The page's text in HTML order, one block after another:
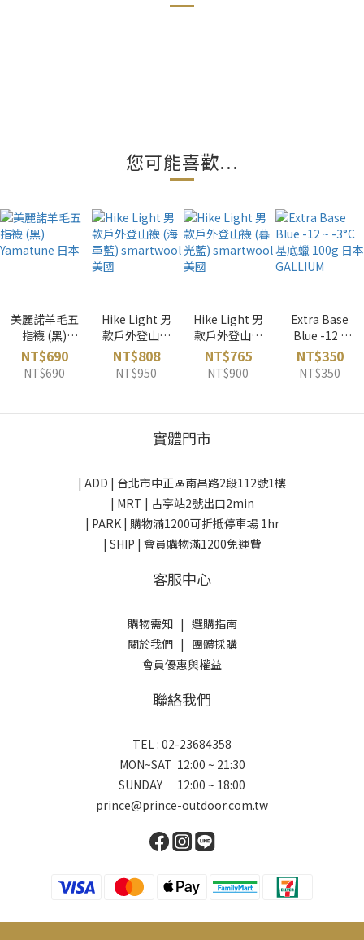
您可能喜歡...
美麗諾羊毛五
指襪 (黑)
Yamatune 日
本
NT$690
NT$690
Hike Light 男
款戶外登山襪
(海軍藍)
smartwool
美國
NT$808
NT$950
Hike Light 男
款戶外登山襪
(暮光藍)
smartwool
美國
NT$765
NT$900
Extra Base
Blue -12 ~
-3°C 基底蠟
100g 日本
GALLIUM
NT$350
NT$350
實體門市
| ADD | 台北市中正區南昌路2段112號1樓
| MRT | 古亭站2號出口2min
| PARK | 購物滿1200可折抵停車場 1hr
| SHIP | 會員購物滿1200免運費
客服中心
購物需知| 選購指南
關於我們| 團體採購
會員優惠與權益
聯絡我們
TEL : 02-23684358
MON~SAT 12:00 ~ 21:30
SUNDAY 12:00 ~ 18:00
prince@prince-outdoor.com.tw